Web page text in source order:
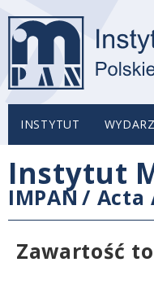
INSTYTUT
Instytut
IMPAN / Acta
Zawartość